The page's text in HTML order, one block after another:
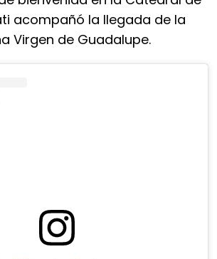
acompañó la llegada de la
Virgen de Guadalupe.